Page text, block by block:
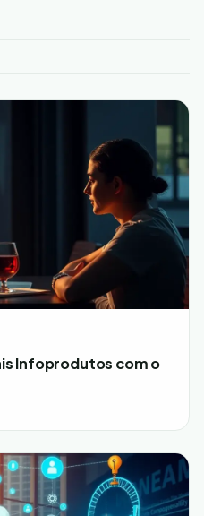
Infoprodutos com o